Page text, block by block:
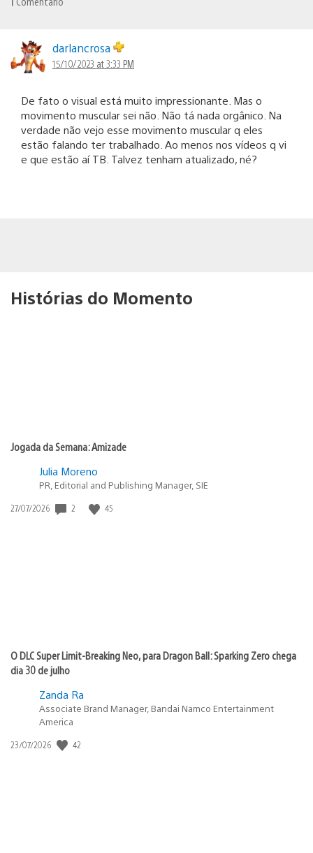
darlancrosa
15/10/2023 at 3:33 PM
De fato o visual está muito impressionante. Mas o
movimento muscular sei não. Não tá nada orgânico. Na
verdade não vejo esse movimento muscular q eles
estão falando ter trabalhado. Ao menos nos vídeos q vi
e que estão aí TB. Talvez tenham atualizado, né?
Histórias do Momento
Jogada da Semana: Amizade
Julia Moreno
PR, Editorial and Publishing Manager, SIE
Data
27/07/2026 2 45
O DLC Super Limit-Breaking Neo, para Dragon Ball: Sparking Zero chega
dia 30 de julho
Zanda Ra
Associate Brand Manager, Bandai Namco Entertainment
America
Data
23/07/2026 42